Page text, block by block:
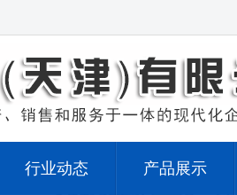
行业动态 产品展示